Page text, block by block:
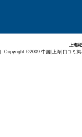
上海
| Copyright ©2009 中国[上海]口コミ掲